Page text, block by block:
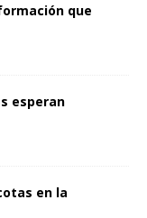
que
esperan
en la